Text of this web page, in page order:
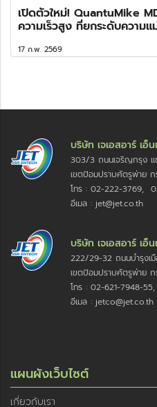
เปิดตัวใหม่! QuantuMike
ความเร็วสูง ที่ยกระดับความ
17 ก.พ. 2569
บริษัท เจเอสอาร์ เอ็
303/3 ถนนเจริญกรุง แ
เขตป้อมปราบศัตรูพ่าย ก
โทร : 02-222-3769,
อีเมล : jet@jet.co.th
บริษัท เจเอสอาร์ เอ็
222/29-32 ถนนบำรุงเ
เขตป้อมปราบศัตรูพ่าย ก
โทร : 02-621-7948-
อีเมล : jetco@jet.co.th
แผนผังเว็บไซต์
เกี่ยวกับเรา